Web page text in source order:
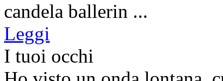
candela ballerin ...
Leggi
I tuoi occhi